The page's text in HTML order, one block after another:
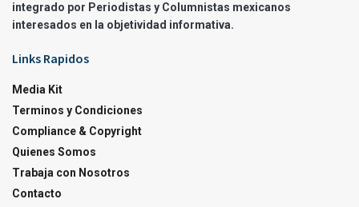
integrado por Periodistas y Columnistas mexicanos
interesados en la objetividad informativa.
Links Rapidos
Media Kit
Terminos y Condiciones
Compliance & Copyright
Quienes Somos
Trabaja con Nosotros
Contacto